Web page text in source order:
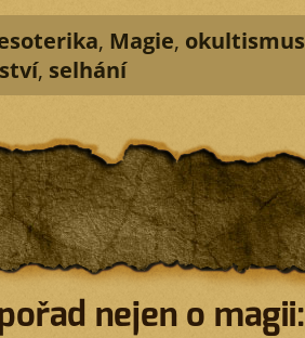
, Magie, okultismus
, selhání
nejen o